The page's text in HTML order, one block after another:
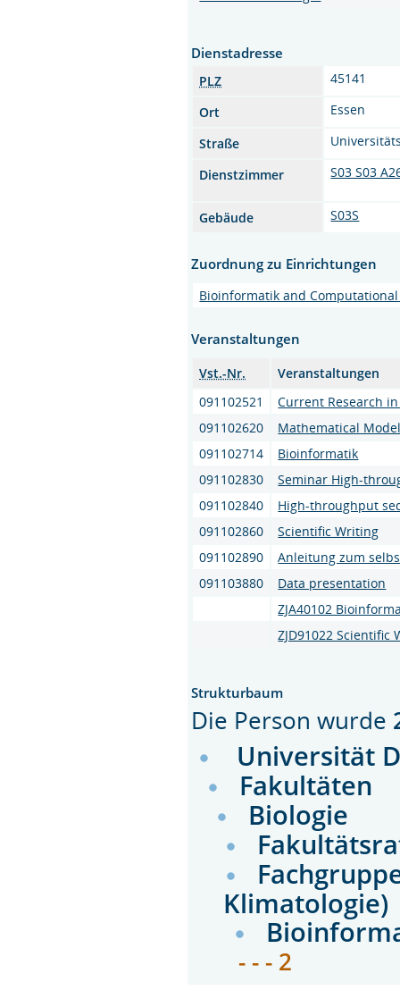
Dienstadresse
PLZ
45141
Ort
Essen
Straße
Dienstzimmer
S03 S03
Gebäude S03S
Zuordnung zu Einrichtungen
Bioinformatik and
Veranstaltungen
Vst.-Nr.
Veranstaltungen
091102521
Current Research
091102620
Mathematical
091102714
Bioinformatik
091102830
Seminar High-
091102840
High-throughput
091102860
Scientific Writing
091102890
Anleitung zum
091103880
Data presentation
ZJA40102
ZJD91022 Scientific
Strukturbaum
Die Person wurde
Universität
Fakultäten
Biologie
Klimatologie)
- - - 2